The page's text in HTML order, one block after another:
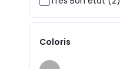
Coloris